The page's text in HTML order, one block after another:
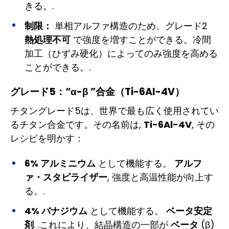
きる。.
制限： 単相アルファ構造のため、グレード2
熱処理不可 で強度を増すことができる。冷間
加工（ひずみ硬化）によってのみ強度を高める
ことができる。.
グレード5：“α-β ”合金（Ti-6Al-4V）
チタングレード5は、世界で最も広く使用されてい
るチタン合金です。その名前は, Ti-6Al-4V, その
レシピを明かす：
6% アルミニウム として機能する。 アルフ
ァ・スタビライザー, 強度と高温性能が向上す
る。.
4% バナジウム として機能する。 ベータ安定
剤. .これにより、結晶構造の一部が ベータ (β)